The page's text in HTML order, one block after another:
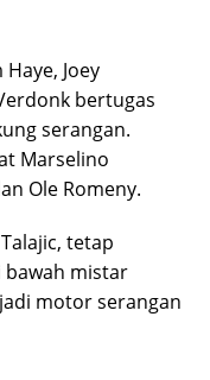
Joey
bertugas
serangan.
Marselino
Ole Romeny.
tetap
bawah mistar
motor serangan